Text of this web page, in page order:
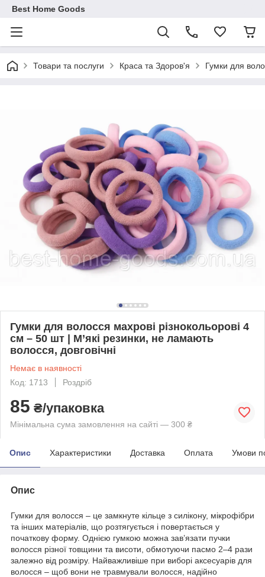
Best Home Goods
Товари та послуги Краса та Здоров'я Гумки для
Гумки для волосся махрові різнокольорові 4
см – 50 шт | М’які резинки, не ламають
волосся, довговічні
Немає в наявності
Код: 1713
Роздріб
85 ₴/упаковка
Мінімальна сума замовлення на сайті — 300 ₴
Опис Характеристики Доставка Оплата Умови
Опис
Гумки для волосся – це замкнуте кільце з силікону, мікрофібри
та інших матеріалів, що розтягується і повертається у
початкову форму. Однією гумкою можна зав’язати пучки
волосся різної товщини та висоти, обмотуючи пасмо 2–4 рази
залежно від розміру. Найважливіше при виборі аксесуарів для
волосся – щоб вони не травмували волосся, надійно